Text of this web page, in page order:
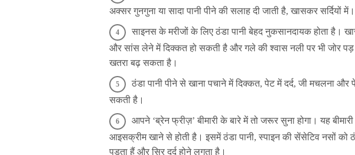
अक्सर गुनगुना या सादा पानी पीने की सलाह दी जाती है, खासकर सर्दियों में।
साइनस के मरीजों के लिए ठंडा पानी बेहद नुकसानदायक होता है।
और सांस लेने में दिक्कत हो सकती है और गले की श्वास नली पर भी जोर
खतरा बढ़ सकता है।
ठंडा पानी पीने से खाना पचाने में दिक्कत, पेट में दर्द, जी मचलना
सकती है।
आपने ‘ब्रेन फ्रीज़’ बीमारी के बारे में तो जरूर सुना होगा। यह बीमारी
आइसक्रीम खाने से होती है। इसमें ठंडा पानी, स्पाइन की सेंसेटिव नसों को
पड़ता हैं और सिर दर्द होने लगता है।